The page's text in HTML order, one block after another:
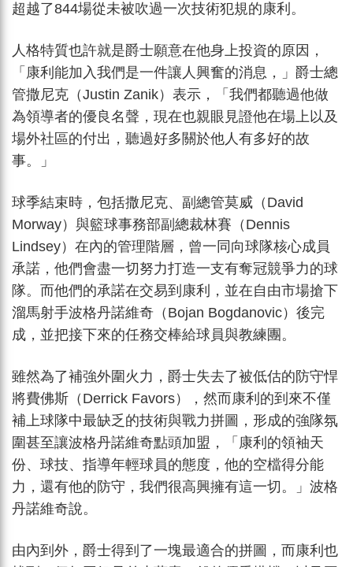
超越了844場從未被吹過一次技術犯規的康利。
人格特質也許就是爵士願意在他身上投資的原因，
「康利能加入我們是一件讓人興奮的消息，」爵士總
管撒尼克（Justin Zanik）表示，「我們都聽過他做
為領導者的優良名聲，現在也親眼見證他在場上以及
場外社區的付出，聽過好多關於他人有多好的故
事。」
球季結束時，包括撒尼克、副總管莫威（David
Morway）與籃球事務部副總裁林賽（Dennis
Lindsey）在內的管理階層，曾一同向球隊核心成員
承諾，他們會盡一切努力打造一支有奪冠競爭力的球
隊。而他們的承諾在交易到康利，並在自由市場搶下
溜馬射手波格丹諾維奇（Bojan Bogdanovic）後完
成，並把接下來的任務交棒給球員與教練團。
雖然為了補強外圍火力，爵士失去了被低估的防守悍
將費佛斯（Derrick Favors），然而康利的到來不僅
補上球隊中最缺乏的技術與戰力拼圖，形成的強隊氛
圍甚至讓波格丹諾維奇點頭加盟，「康利的領袖天
份、球技、指導年輕球員的態度，他的空檔得分能
力，還有他的防守，我們很高興擁有這一切。」波格
丹諾維奇說。
由內到外，爵士得到了一塊最適合的拼圖，而康利也